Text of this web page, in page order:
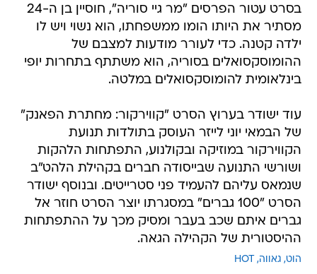
בסרט עטור הפרסים "מר גיי סוריה", חוסיין בן ה-24
מסתיר את היותו הומו ממשפחתו, הוא נשוי ויש לו
ילדה קטנה. כדי לעורר מודעות למצבם של
ההומוסקסואלים בסוריה, הוא משתתף בתחרות יופי
בינלאומית להומוסקסואלים במלטה.
עוד ישודר בערוץ הסרט "קווירקור: מחתרת הפאנק"
של הבמאי יוני לייזר העוסק בתולדות תנועת
הקווירקור במוזיקה ובקולנוע, התפתחות הלהקות
ושורשי התנועה שבייסודה חברים בקהילת הלהט"ב
שנמאס עליהם להעמיד פני סטרייטים. ובנוסף ישודר
הסרט "100 גברים" במסגרתו יוצר הסרט חוזר אל
גברים איתם שכב בעבר ומסיק מכך על ההתפתחות
ההיסטורית של הקהילה הגאה.
הוט גאווה HOT